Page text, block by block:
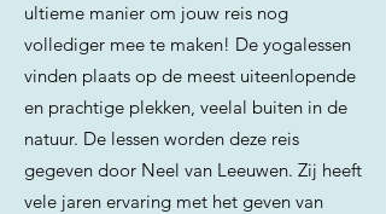
ultieme manier om jouw reis nog
vollediger mee te maken! De yogalessen
vinden plaats op de meest uiteenlopende
en prachtige plekken, veelal buiten in de
natuur. De lessen worden deze reis
gegeven door Neel van Leeuwen. Zij heeft
vele jaren ervaring met het geven van